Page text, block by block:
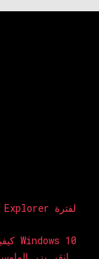
كيفية تغيير الحساب الرئيسي على نظام التشغيل Windows 10